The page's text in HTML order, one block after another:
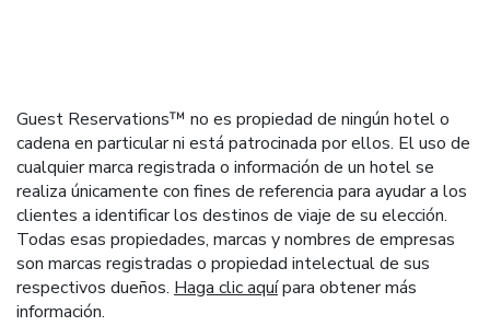
Guest Reservations™ no es propiedad de ningún hotel o
cadena en particular ni está patrocinada por ellos. El uso de
cualquier marca registrada o información de un hotel se
realiza únicamente con fines de referencia para ayudar a los
clientes a identificar los destinos de viaje de su elección.
Todas esas propiedades, marcas y nombres de empresas
son marcas registradas o propiedad intelectual de sus
respectivos dueños. Haga clic aquípara obtener más
información.